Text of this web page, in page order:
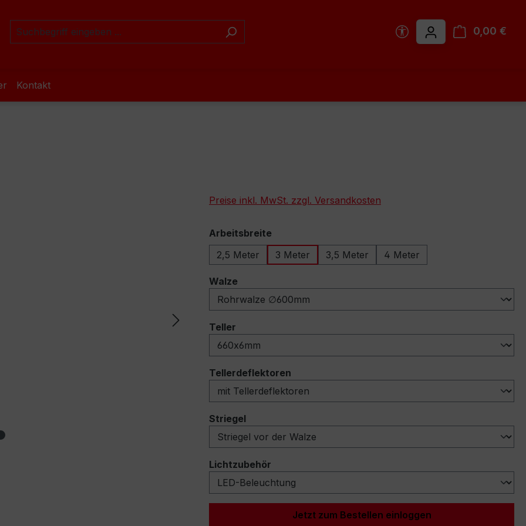
Werkzeugleiste anzeigen
0,00 €
Kontakt
Preise inkl. MwSt. zzgl. Versandkosten
Arbeitsbreiteauswählen
2,5 Meter
3 Meter 3,5 Meter 4 Meter
Walzeauswählen
Teller
Tellerdeflektoren
Striegelauswählen
Lichtzubehör
Jetzt zum Bestellen einloggen